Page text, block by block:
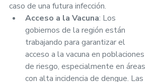
caso de una futura infección.
Acceso a la Vacuna: Los
gobiernos de la región están
trabajando para garantizar el
acceso a la vacuna en poblaciones
de riesgo, especialmente en áreas
con alta incidencia de dengue. Las